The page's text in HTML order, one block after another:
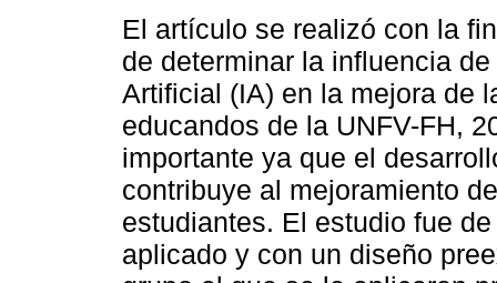
El artículo se realizó con la
de determinar la influencia
Artificial (IA) en la mejora de
educandos de la UNFV-FH,
importante ya que el
contribuye al mejoramiento
estudiantes. El estudio fue
aplicado y con un diseño